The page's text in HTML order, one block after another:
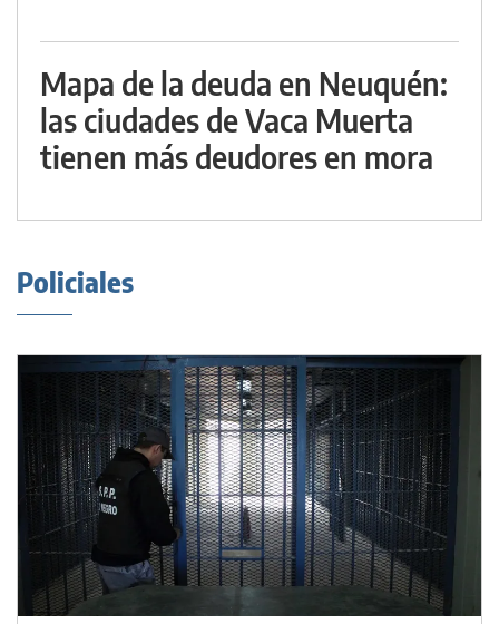
Mapa de la deuda en Neuquén:
las ciudades de Vaca Muerta
tienen más deudores en mora
Policiales